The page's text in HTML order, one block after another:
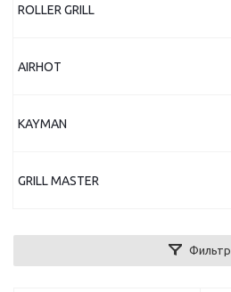
ROLLER GRILL
AIRHOT
KAYMAN
GRILL MASTER
Фильтр